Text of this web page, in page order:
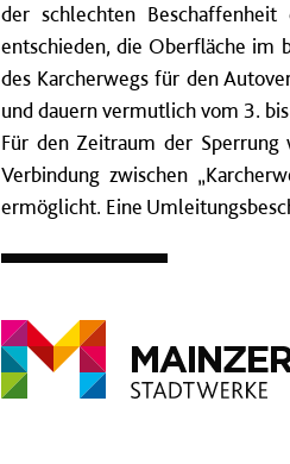
der schlechten
entschieden, die Oberfläche im
des Karcherwegs für den
und dauern vermutlich vom 3.
Für den Zeitraum der
Verbindung zwischen
ermöglicht. Eine